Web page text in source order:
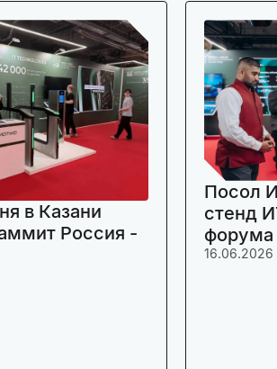
в Казани
Россия -
Посол
стенд
16.06.2026